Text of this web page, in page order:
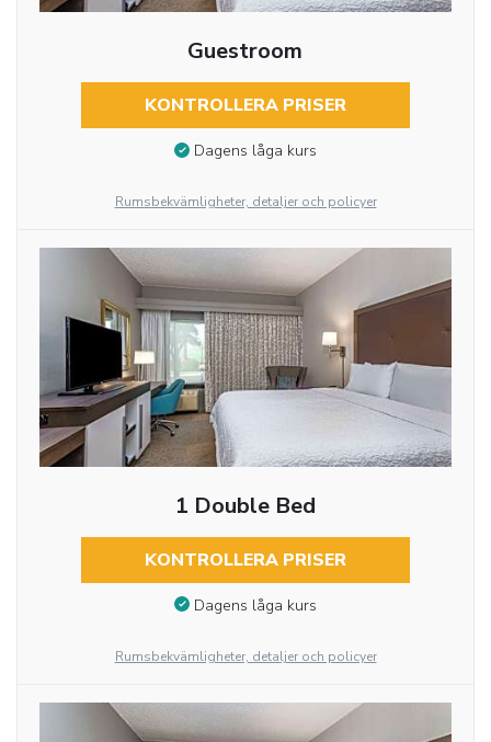
Guestroom
KONTROLLERA PRISER
Dagens låga kurs
Rumsbekvämligheter, detaljer och policyer
1 Double Bed
KONTROLLERA PRISER
Dagens låga kurs
Rumsbekvämligheter, detaljer och policyer